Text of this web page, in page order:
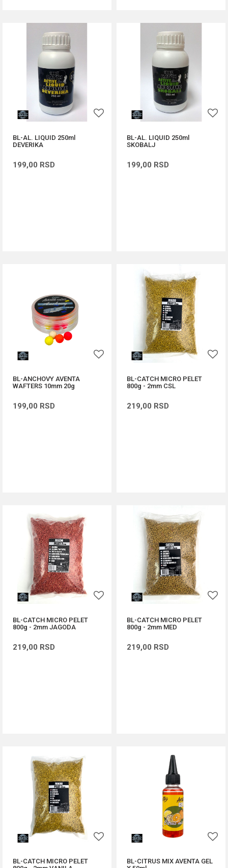
BL-AL. LIQUID 250ml
DEVERIKA
199,00 RSD
BL-AL. LIQUID 250ml
SKOBALJ
199,00 RSD
BL-ANCHOVY AVENTA
WAFTERS 10mm 20g
199,00 RSD
BL-CATCH MICRO PELET
800g - 2mm CSL
219,00 RSD
BL-CATCH MICRO PELET
800g - 2mm JAGODA
219,00 RSD
BL-CATCH MICRO PELET
800g - 2mm MED
219,00 RSD
BL-CATCH MICRO PELET
BL-CITRUS MIX AVENTA GEL